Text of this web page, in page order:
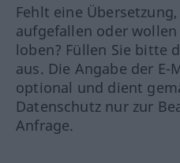
Fehlt eine
aufgefallen oder
loben? Füllen Sie bitte
aus. Die Angabe der E-
optional und dient
Datenschutz nur zur
Anfrage.